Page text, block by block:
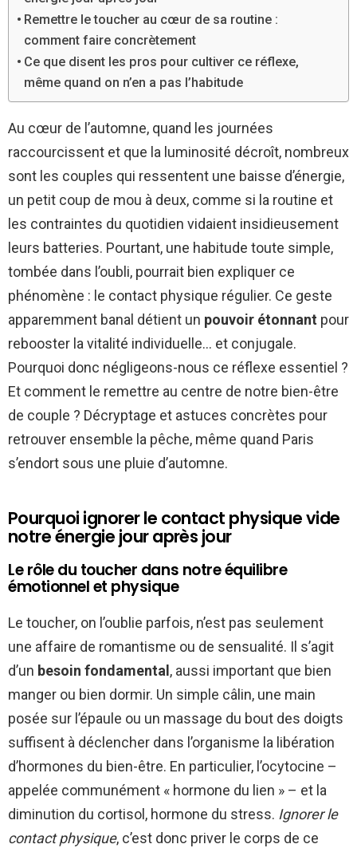
Remettre le toucher au cœur de sa routine :
comment faire concrètement
Ce que disent les pros pour cultiver ce réflexe,
même quand on n’en a pas l’habitude
Au cœur de l’automne, quand les journées
raccourcissent et que la luminosité décroît, nombreux
sont les couples qui ressentent une baisse d’énergie,
un petit coup de mou à deux, comme si la routine et
les contraintes du quotidien vidaient insidieusement
leurs batteries. Pourtant, une habitude toute simple,
tombée dans l’oubli, pourrait bien expliquer ce
phénomène : le contact physique régulier. Ce geste
apparemment banal détient un pouvoir étonnant pour
rebooster la vitalité individuelle… et conjugale.
Pourquoi donc négligeons-nous ce réflexe essentiel ?
Et comment le remettre au centre de notre bien-être
de couple ? Décryptage et astuces concrètes pour
retrouver ensemble la pêche, même quand Paris
s’endort sous une pluie d’automne.
Pourquoi ignorer le contact physique vide
notre énergie jour après jour
Le rôle du toucher dans notre équilibre
émotionnel et physique
Le toucher, on l’oublie parfois, n’est pas seulement
une affaire de romantisme ou de sensualité. Il s’agit
d’un besoin fondamental , aussi important que bien
manger ou bien dormir. Un simple câlin, une main
posée sur l’épaule ou un massage du bout des doigts
suffisent à déclencher dans l’organisme la libération
d’hormones du bien-être. En particulier, l’ocytocine –
appelée communément « hormone du lien » – et la
diminution du cortisol, hormone du stress. Ignorer le
contact physique, c’est donc priver le corps de ce